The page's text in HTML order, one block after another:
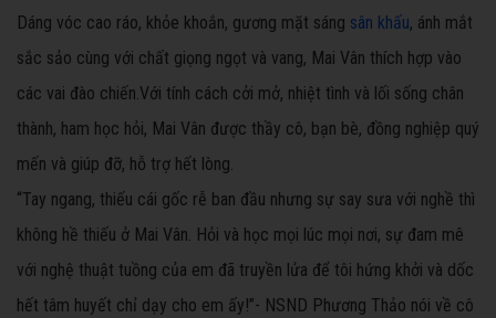
Dáng vóc cao ráo, khỏe khoắn, gương mặt sáng sân khấu, ánh mắt
sắc sảo cùng với chất giọng ngọt và vang, Mai Vân thích hợp vào
các vai đào chiến.Với tính cách cởi mở, nhiệt tình và lối sống chân
thành, ham học hỏi, Mai Vân được thầy cô, bạn bè, đồng nghiệp quý
mến và giúp đỡ, hỗ trợ hết lòng.
“Tay ngang, thiếu cái gốc rễ ban đầu nhưng sự say sưa với nghề thì
không hề thiếu ở Mai Vân. Hỏi và học mọi lúc mọi nơi, sự đam mê
với nghệ thuật tuồng của em đã truyền lửa để tôi hứng khởi và dốc
hết tâm huyết chỉ dạy cho em ấy!”- NSND Phương Thảo nói về cô